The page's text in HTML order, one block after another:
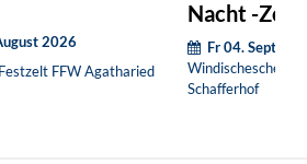
2026
FFW Agatharied
Nacht -
Schilcher
Fr 04.
Schafferhof